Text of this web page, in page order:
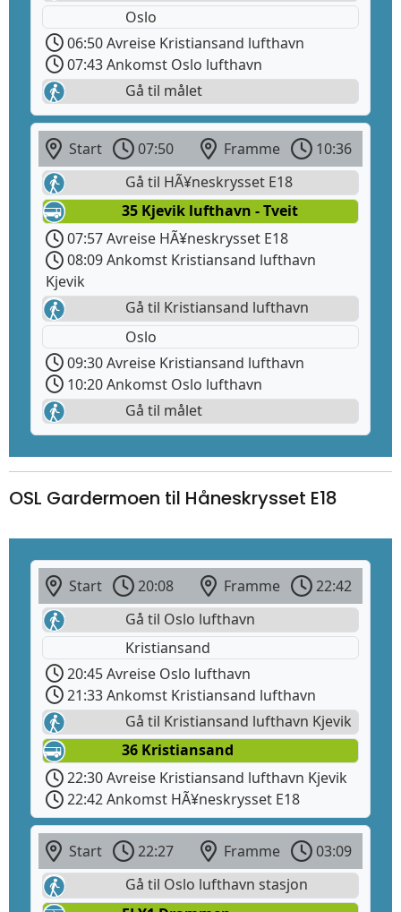
Oslo
06:50 Avreise Kristiansand lufthavn
07:43 Ankomst Oslo lufthavn
Gå til målet
Start 07:50 Framme
10:36
Gå til HÃ¥neskrysset E18
35 Kjevik lufthavn - Tveit
07:57 Avreise HÃ¥neskrysset E18
08:09 Ankomst Kristiansand lufthavn
Kjevik
Gå til Kristiansand lufthavn
Oslo
09:30 Avreise Kristiansand lufthavn
10:20 Ankomst Oslo lufthavn
Gå til målet
OSL Gardermoen til Håneskrysset E18
Start 20:08 Framme
22:42
Gå til Oslo lufthavn
Kristiansand
20:45 Avreise Oslo lufthavn
21:33 Ankomst Kristiansand lufthavn
Gå til Kristiansand lufthavn Kjevik
36 Kristiansand
22:30 Avreise Kristiansand lufthavn Kjevik
22:42 Ankomst HÃ¥neskrysset E18
Start 22:27 Framme
03:09
Gå til Oslo lufthavn stasjon